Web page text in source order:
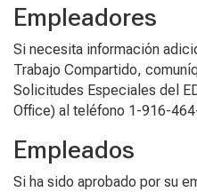
Empleadores
Si necesita información
Trabajo Compartido,
Solicitudes Especiales del
Office) al teléfono 1-916-
Empleados
Si ha sido aprobado por su